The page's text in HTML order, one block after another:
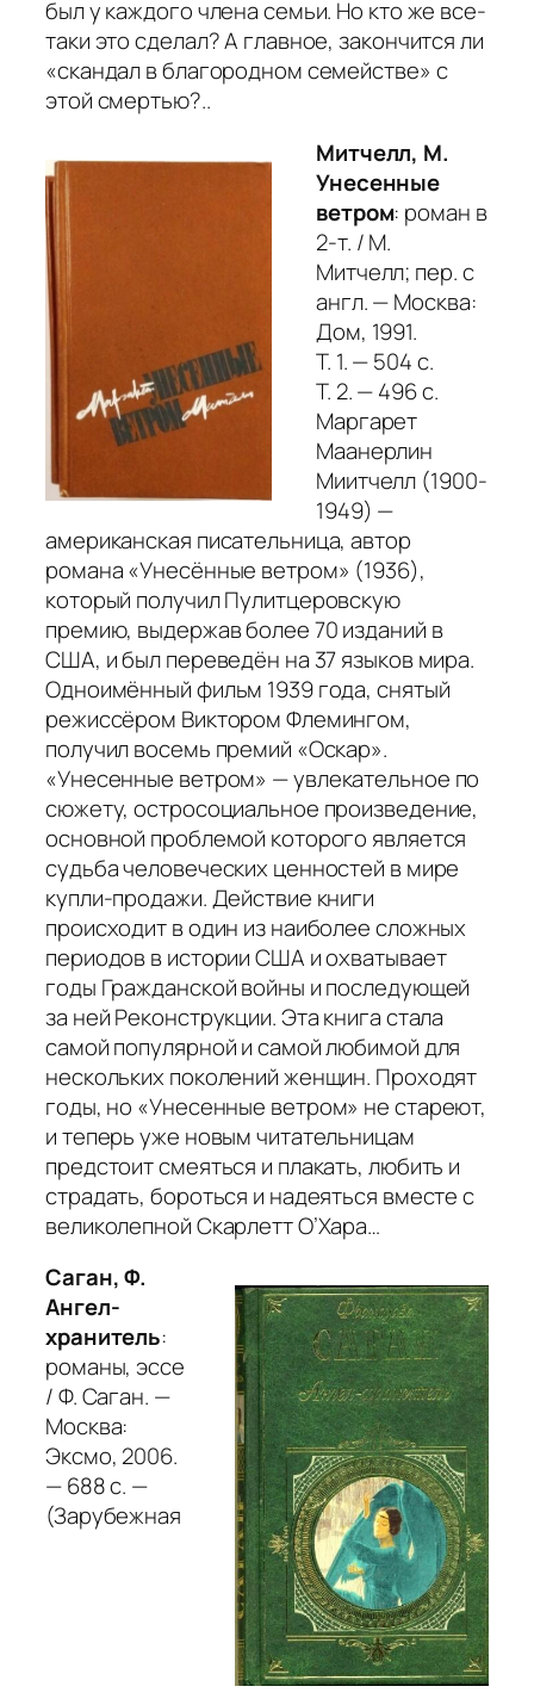
был у каждого члена семьи. Но кто же все-
таки это сделал? А главное, закончится ли
«скандал в благородном семействе» с
этой смертью?..
Митчелл, М.
Унесенные
ветром: роман в
2-т. / М.
Митчелл; пер. с
англ. — Москва:
Дом, 1991.
Т. 1. — 504 с.
Т. 2. — 496 с.
Маргарет
Маанерлин
Миитчелл (1900-
1949) —
американская писательница, автор
романа«Унесённые ветром» (1936),
который получил Пулитцеровскую
премию, выдержав более 70 изданий в
США, и был переведён на 37 языков мира.
Одноимённый фильм 1939 года, снятый
режиссёром Виктором Флемингом,
получил восемь премий «Оскар».
«Унесенные ветром» — увлекательное по
сюжету, остросоциальное произведение,
основной проблемой которого является
судьба человеческих ценностей в мире
купли-продажи. Действие книги
происходит в один из наиболее сложных
периодов в истории США и охватывает
годы Гражданской войны и последующей
за ней Реконструкции. Эта книга стала
самой популярной и самой любимой для
нескольких поколений женщин. Проходят
годы, но «Унесенные ветром» не стареют,
и теперь уже новым читательницам
предстоит смеяться и плакать, любить и
страдать, бороться и надеяться вместе с
великолепной Скарлетт О’Хара…
Саган, Ф.
Ангел-
хранитель:
романы, эссе
/ Ф. Саган. —
Москва:
Эксмо, 2006.
— 688 с. —
(Зарубежная